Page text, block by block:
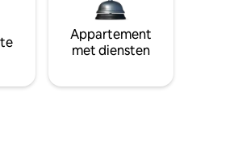
Appartement
met diensten